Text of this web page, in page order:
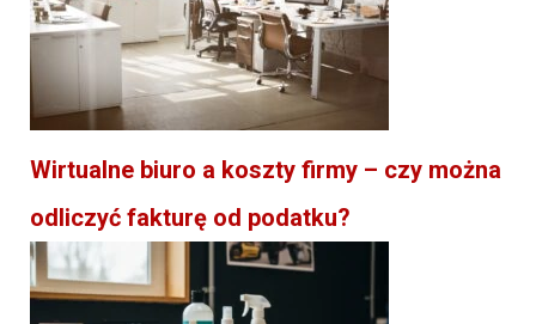
Wirtualne biuro a koszty firmy – czy można
odliczyć fakturę od podatku?